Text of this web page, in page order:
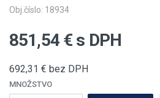
Obj.číslo: 18934
851,54€ s DPH
692,31 € bez DPH
MNOŽSTVO